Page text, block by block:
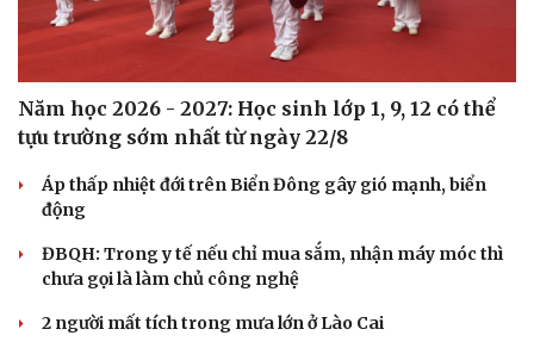
Năm học 2026 - 2027: Học sinh lớp 1, 9, 12 có thể
tựu trường sớm nhất từ ngày 22/8
Áp thấp nhiệt đới trên Biển Đông gây gió mạnh, biển
động
ĐBQH: Trong y tế nếu chỉ mua sắm, nhận máy móc thì
chưa gọi là làm chủ công nghệ
2 người mất tích trong mưa lớn ở Lào Cai